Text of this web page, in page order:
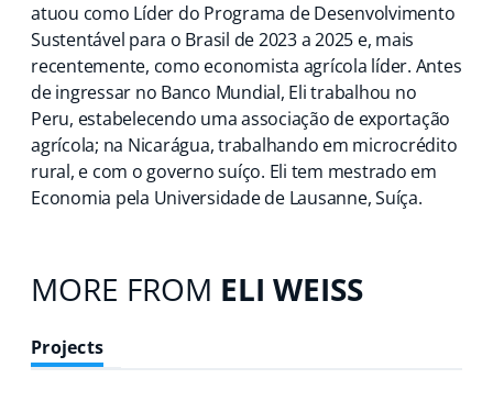
atuou como Líder do Programa de Desenvolvimento
Sustentável para o Brasil de 2023 a 2025 e, mais
recentemente, como economista agrícola líder. Antes
de ingressar no Banco Mundial, Eli trabalhou no
Peru, estabelecendo uma associação de exportação
agrícola; na Nicarágua, trabalhando em microcrédito
rural, e com o governo suíço. Eli tem mestrado em
Economia pela Universidade de Lausanne, Suíça.
MORE FROM ELI WEISS
Projects